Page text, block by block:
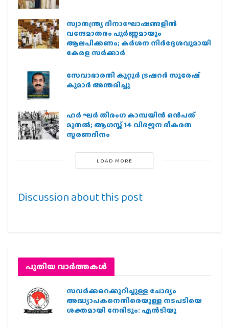
സ്വാതന്ത്ര്യ ദിനാഘോഷങ്ങളിൽ
വന്ദേമാതരം പൂർണ്ണമായും
ആലപിക്കണം; കർശന നിർദ്ദേശവുമായി
കേരള സർക്കാർ
സേവാഭാരതി കുറ്റൂർ ട്രഷറർ സുരേഷ്
കുമാർ അന്തരിച്ചു
ഹര്‍ ഘര്‍ തിരംഗ കാമ്പയിന്‍ ഒന്‍പത്
മുതല്‍; ആഗസ്ത് 14 വിഭജന ഭീകരത
സ്മരണദിനം
LOAD MORE
Discussion about this post
പുതിയ വാര്‍ത്തകള്‍
സവര്‍ക്കറെക്കുറിച്ചുള്ള ചോദ്യം
അദ്ധ്യാപകനെതിരെയുള്ള നടപടിയെ
ശക്തമായി നേരിടും: എന്‍ടിയു